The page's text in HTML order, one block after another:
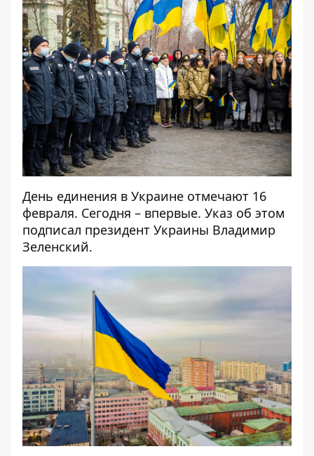
День единения в Украине отмечают 16
февраля. Сегодня – впервые. Указ об этом
подписал президент Украины Владимир
Зеленский.